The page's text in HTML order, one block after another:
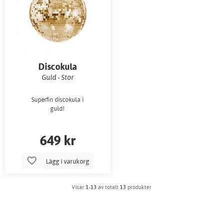
Discokula
Guld - Stor
Superfin discokula i
guld!
649 kr
Lägg i varukorg
Visar 1-13 av totalt 13 produkter